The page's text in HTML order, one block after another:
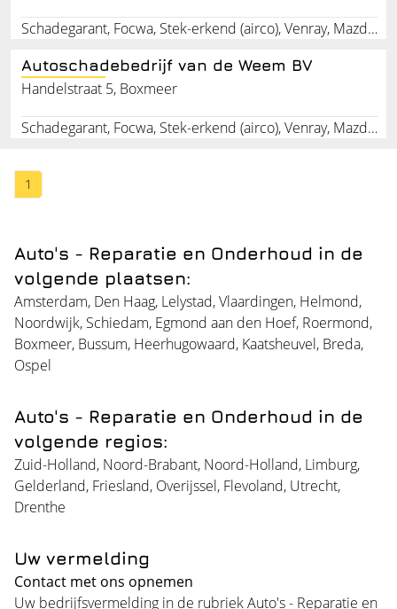
Schadegarant, Focwa, Stek-erkend (airco), Venray, Mazda, Hyundai, Citroen
Autoschadebedrijf van de Weem BV
Handelstraat 5, Boxmeer
Schadegarant, Focwa, Stek-erkend (airco), Venray, Mazda, Hyundai, Citroen
1
Auto's - Reparatie en Onderhoud in de
volgende plaatsen:
Amsterdam, Den Haag, Lelystad,Vlaardingen, Helmond,
Noordwijk, Schiedam, Egmond aan den Hoef, Roermond,
Boxmeer, Bussum, Heerhugowaard, Kaatsheuvel, Breda,
Ospel
Auto's - Reparatie en Onderhoud in de
volgende regios:
Zuid-Holland, Noord-Brabant, Noord-Holland, Limburg,
Gelderland, Friesland, Overijssel, Flevoland, Utrecht,
Drenthe
Uw vermelding
Contact met ons opnemen
Uw bedrijfsvermelding in de rubriek Auto's - Reparatie en